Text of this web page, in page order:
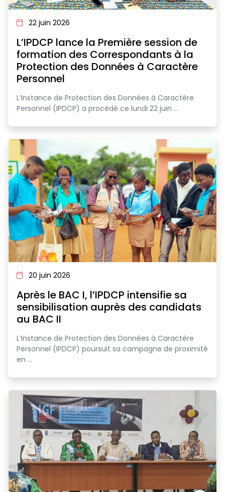
22 juin 2026
L’IPDCP lance la Première session de
formation des Correspondants à la
Protection des Données à Caractère
Personnel
L’Instance de Protection des Données à Caractère
Personnel (IPDCP) a procédé ce lundi 22 juin ...
20 juin 2026
Après le BAC I, l’IPDCP intensifie sa
sensibilisation auprès des candidats
au BAC II
L’Instance de Protection des Données à Caractère
Personnel (IPDCP) poursuit sa campagne de proximité
en ...